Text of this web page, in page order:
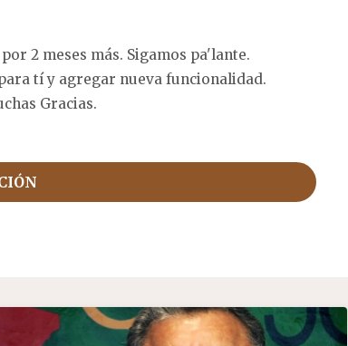
2 meses más. Sigamos pa'lante.
tí y agregar nueva funcionalidad.
Gracias.